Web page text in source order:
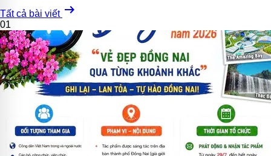
Tất cả bài viết arrow_right_alt
01